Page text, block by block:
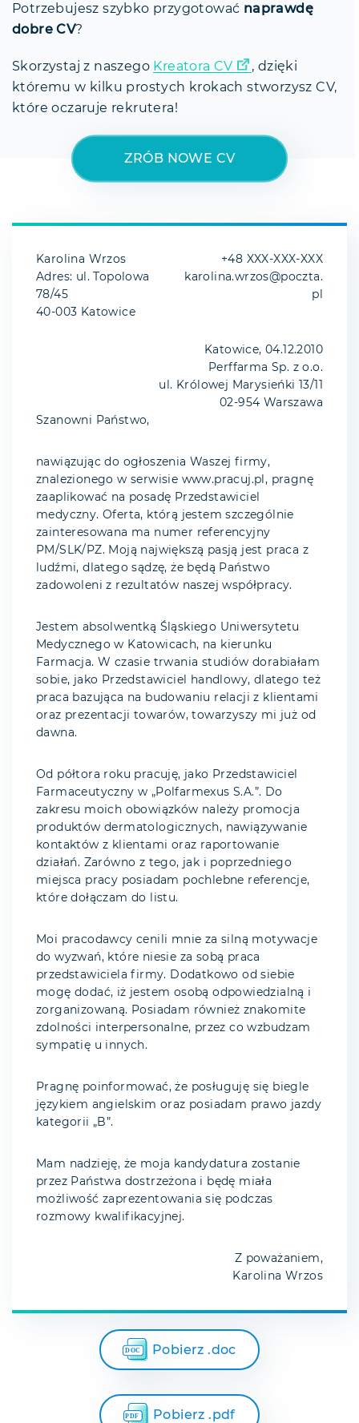
Potrzebujesz szybko przygotować naprawdę
dobre CV?
Skorzystaj z naszego Kreatora CV
, dzięki
któremu w kilku prostych krokach stworzysz CV,
które oczaruje rekrutera!
ZRÓB NOWE CV
Karolina Wrzos
Adres: ul. Topolowa
78/45
40-003 Katowice
+48 XXX-XXX-XXX
karolina.wrzos@poczta.
pl
Katowice, 04.12.2010
Perffarma Sp. z o.o.
ul. Królowej Marysieńki 13/11
02-954 Warszawa
Szanowni Państwo,
nawiązując do ogłoszenia Waszej firmy,
znalezionego w serwisie www.pracuj.pl, pragnę
zaaplikować na posadę Przedstawiciel
medyczny. Oferta, którą jestem szczególnie
zainteresowana ma numer referencyjny
PM/SLK/PZ. Moją największą pasją jest praca z
ludźmi, dlatego sądzę, że będą Państwo
zadowoleni z rezultatów naszej współpracy.
Jestem absolwentką Śląskiego Uniwersytetu
Medycznego w Katowicach, na kierunku
Farmacja. W czasie trwania studiów dorabiałam
sobie, jako Przedstawiciel handlowy, dlatego też
praca bazująca na budowaniu relacji z klientami
oraz prezentacji towarów, towarzyszy mi już od
dawna.
Od półtora roku pracuję, jako Przedstawiciel
Farmaceutyczny w „Polfarmexus S.A.”. Do
zakresu moich obowiązków należy promocja
produktów dermatologicznych, nawiązywanie
kontaktów z klientami oraz raportowanie
działań. Zarówno z tego, jak i poprzedniego
miejsca pracy posiadam pochlebne referencje,
które dołączam do listu.
Moi pracodawcy cenili mnie za silną motywacje
do wyzwań, które niesie za sobą praca
przedstawiciela firmy. Dodatkowo od siebie
mogę dodać, iż jestem osobą odpowiedzialną i
zorganizowaną. Posiadam również znakomite
zdolności interpersonalne, przez co wzbudzam
sympatię u innych.
Pragnę poinformować, że posługuję się biegle
językiem angielskim oraz posiadam prawo jazdy
kategorii „B”.
Mam nadzieję, że moja kandydatura zostanie
przez Państwa dostrzeżona i będę miała
możliwość zaprezentowania się podczas
rozmowy kwalifikacyjnej.
Z poważaniem,
Karolina Wrzos
Pobierz .doc
Pobierz .pdf